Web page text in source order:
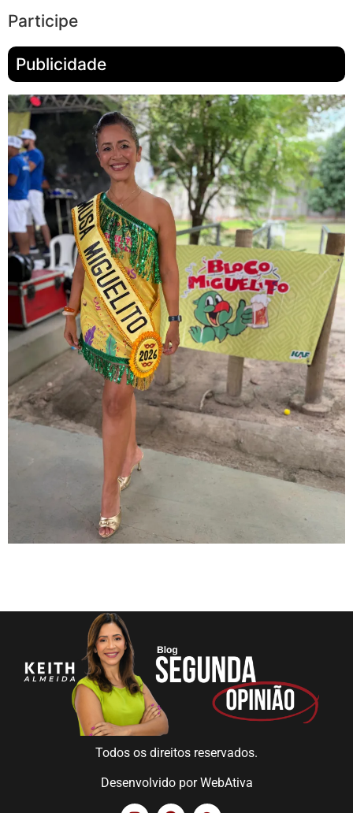
Participe
Publicidade
Todos os direitos reservados.
Desenvolvido porWebAtiva